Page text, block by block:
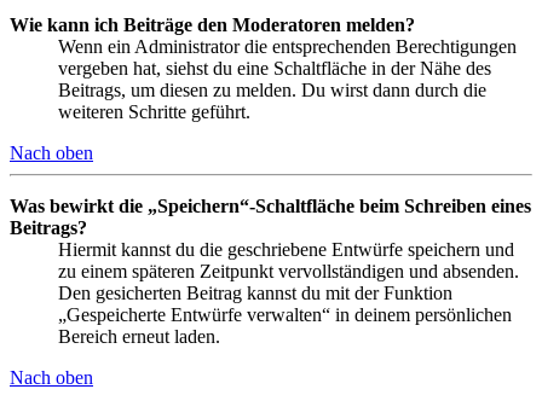
Wie kann ich Beiträge den Moderatoren melden?
Wenn ein Administrator die entsprechenden Berechtigungen
vergeben hat, siehst du eine Schaltfläche in der Nähe des
Beitrags, um diesen zu melden. Du wirst dann durch die
weiteren Schritte geführt.
Nach oben
Was bewirkt die „Speichern“-Schaltfläche beim Schreiben eines
Beitrags?
Hiermit kannst du die geschriebene Entwürfe speichern und
zu einem späteren Zeitpunkt vervollständigen und absenden.
Den gesicherten Beitrag kannst du mit der Funktion
„Gespeicherte Entwürfe verwalten“ in deinem persönlichen
Bereich erneut laden.
Nach oben